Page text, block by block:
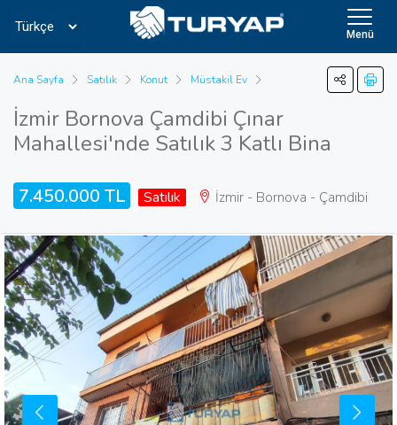
Menü
Ana Sayfa Satılık Konut Müstakil Ev
İzmir Bornova Çamdibi Çınar
Mahallesi'nde Satılık 3 Katlı Bina
7.450.000 TL Satılık İzmir - Bornova - Çamdibi